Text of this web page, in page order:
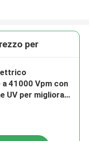
per
a 41000 Vpm con
UV per migliorare